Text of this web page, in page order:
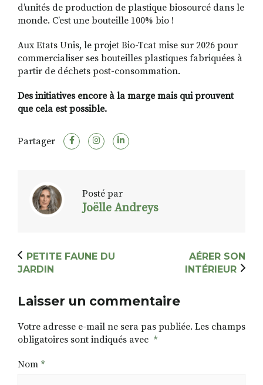
d’unités de production de plastique biosourcé dans le
monde. C’est une bouteille 100% bio !
Aux Etats Unis, le projet Bio-Tcat mise sur 2026 pour
commercialiser ses bouteilles plastiques fabriquées à
partir de déchets post-consommation.
Des initiatives encore à la marge mais qui prouvent
que cela est possible.
Partager
Posté par
Joëlle Andreys
PETITE FAUNE DU
JARDIN
AÉRER SON
INTÉRIEUR
Laisser un commentaire
Votre adresse e-mail ne sera pas publiée. Les champs
obligatoires sont indiqués avec *
Nom *